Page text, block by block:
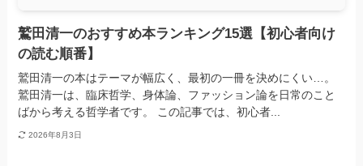
鷲田清一のおすすめ本ランキング15選【初心者向け
の読む順番】
鷲田清一の本はテーマが幅広く、最初の一冊を決めにくい…。
鷲田清一は、臨床哲学、身体論、ファッション論を日常のこと
ばから考える哲学者です。 この記事では、初心者...
2026年8月3日